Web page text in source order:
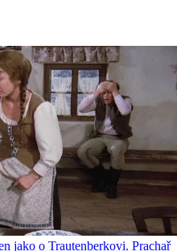
jako o Trautenberkovi. Prachař